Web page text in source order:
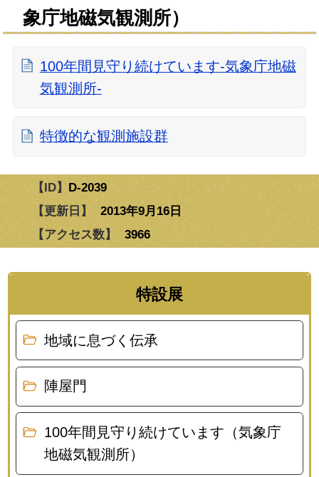
象庁地磁気観測所）
100年間見守り続けています-気象庁地磁
気観測所-
特徴的な観測施設群
【ID】
D-2039
【更新日】
2013年9月16日
【アクセス数】
3966
特設展
地域に息づく伝承
陣屋門
100年間見守り続けています（気象庁
地磁気観測所）